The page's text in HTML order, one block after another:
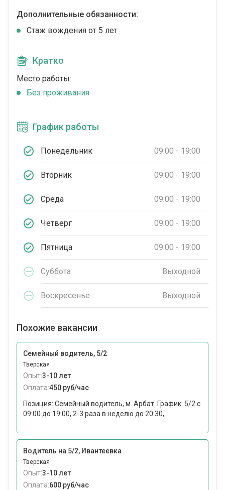
Дополнительные обязанности:
Стаж вождения от 5 лет
Кратко
Место работы:
Без проживания
График работы
Понедельник 09:00 - 19:00
Вторник 09:00 - 19:00
Среда 09:00 - 19:00
Четверг 09:00 - 19:00
Пятница 09:00 - 19:00
Суббота Выходной
Воскресенье Выходной
Похожие вакансии
Семейный водитель, 5/2
Тверская
Опыт:3-10 лет
Оплата:450 руб/час
Позиция: Семейный водитель, м. Арбат. График: 5/2 с
09:00 до 19:00, 2-3 раза в неделю до 20:30,...
Водитель на 5/2, Ивантеевка
Тверская
Опыт:3-10 лет
Оплата:600 руб/час